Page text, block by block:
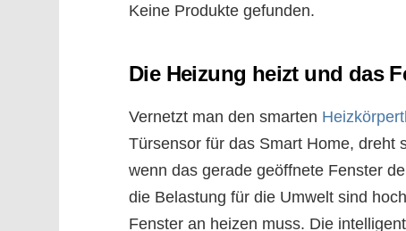
Keine Produkte gefunden.
Die Heizung heizt und das
Vernetzt man den smarten
Türsensor für das Smart Home, dreht
wenn das gerade geöffnete Fenster
die Belastung für die Umwelt sind
Fenster an heizen muss. Die